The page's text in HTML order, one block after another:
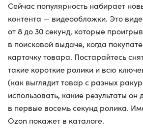
Сейчас популярность набирает
контента — видеообложки. Это
от 8 до 30 секунд, которые
в поисковой выдаче, когда
карточку товара. Постарайтесь
такие короткие ролики и всю
(как выглядит товар с разных
использовать, какие результаты он
в первые восемь секунд ролика.
Ozon покажет в каталоге.